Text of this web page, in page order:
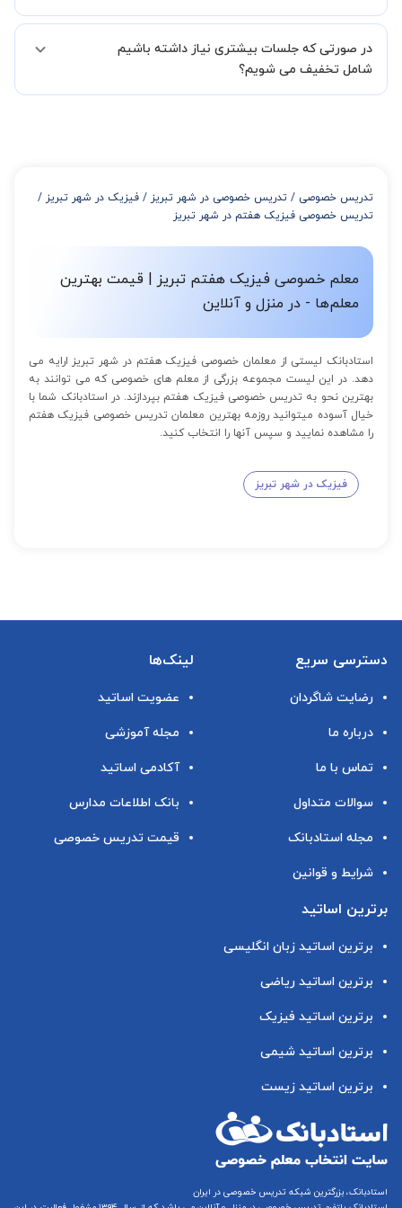
همچنین میتوانید درخواست خود را از طریق تماس مستقیم با شماره
مدرس مشخص کند ابتدا باید جلسه اول کلاس درس شما با مدرس برگزار
شود تا با توجه به سطح شما و خواسته شما مدرس اعلام کنند که تقریبا
در صورتی که جلسات بیشتری نیاز داشته باشیم
شامل تخفیف می شویم؟
از 12 تا 15 جلسه: 7% تخفیف
از 16 تا 100 جلسه: 9% تخفیف
تدریس خصوصی / تدریس خصوصی در شهر تبریز / فیزیک در شهر تبریز /
تدریس خصوصی فیزیک هفتم در شهر تبریز
معلم خصوصی فیزیک هفتم تبریز | قیمت بهترین
معلم‌ها - در منزل و آنلاین
استادبانک لیستی از معلمان خصوصی فیزیک هفتم در شهر تبریز ارایه می
دهد. در این لیست مجموعه بزرگی از معلم های خصوصی که می توانند به
بهترین نحو به تدریس خصوصی فیزیک هفتم بپردازند. در استادبانک شما با
خیال آسوده میتوانید روزمه بهترین معلمان تدریس خصوصی فیزیک هفتم
را مشاهده نمایید و سپس آنها را انتخاب کنید.
فیزیک در شهر تبریز
دسترسی سریع
رضایت شاگردان
درباره ما
تماس با ما
سوالات متداول
مجله استادبانک
شرایط و قوانین
لینک‌ها
عضویت اساتید
مجله آموزشی
آکادمی اساتید
بانک اطلاعات مدارس
قیمت تدریس خصوصی
برترین اساتید
برترین اساتید زبان انگلیسی
برترین اساتید ریاضی
برترین اساتید فیزیک
برترین اساتید شیمی
برترین اساتید زیست
استادبانک، بزرگترین شبکه تدریس خصوصی در ایران